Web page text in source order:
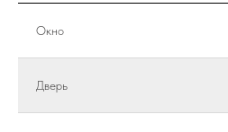
Окно
Дверь